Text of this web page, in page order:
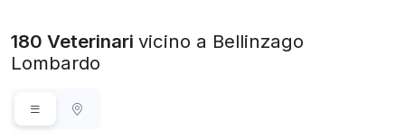
180 Veterinari vicino a Bellinzago
Lombardo